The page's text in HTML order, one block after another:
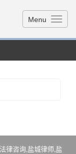
Menu
律咨询,盐城律师,盐